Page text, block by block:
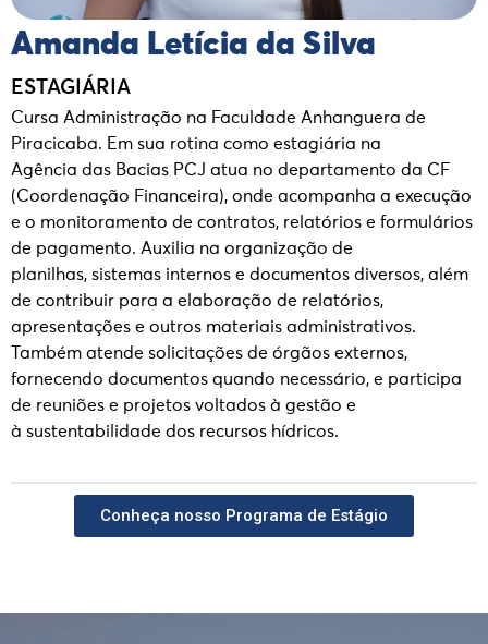
Amanda Letícia da Silva
ESTAGIÁRIA
Cursa Administração na Faculdade Anhanguera de
Piracicaba. Em sua rotina como estagiária na
Agência das Bacias PCJ atua no departamento da CF
(Coordenação Financeira), onde acompanha a execução
e o monitoramento de contratos, relatórios e formulários
de pagamento. Auxilia na organização de
planilhas, sistemas internos e documentos diversos, além
de contribuir para a elaboração de relatórios,
apresentações e outros materiais administrativos.
Também atende solicitações de órgãos externos,
fornecendo documentos quando necessário, e participa
de reuniões e projetos voltados à gestão e
à sustentabilidade dos recursos hídricos.
Conheça nosso Programa de Estágio